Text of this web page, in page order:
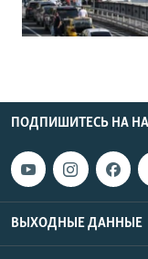
ПОДПИШИТЕСЬ НА
ВЫХОДНЫЕ ДАННЫЕ